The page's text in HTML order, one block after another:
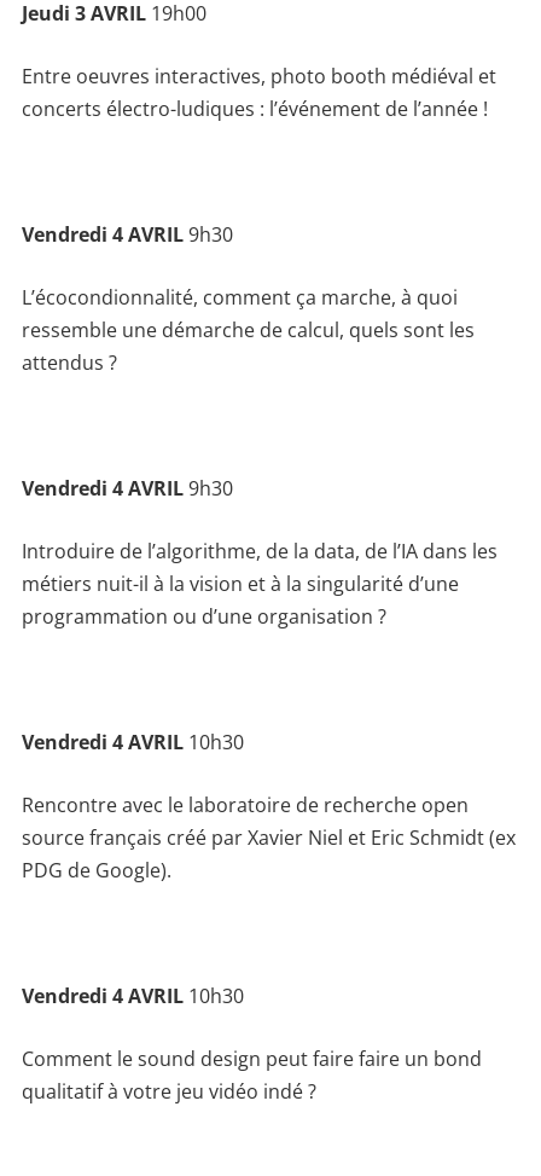
Jeudi 3 AVRIL 19h00
Entre oeuvres interactives, photo booth médiéval et
concerts électro-ludiques : l’événement de l’année !
Vendredi 4 AVRIL9h30
L’écocondionnalité, comment ça marche, à quoi
ressemble une démarche de calcul, quels sont les
attendus ?
Vendredi 4 AVRIL9h30
Introduire de l’algorithme, de la data, de l’IA dans les
métiers nuit-il à la vision et à la singularité d’une
programmation ou d’une organisation ?
Vendredi 4 AVRIL 10h30
Rencontre avec le laboratoire de recherche open
source français créé par Xavier Niel et Eric Schmidt (ex
PDG de Google).
Vendredi 4 AVRIL 10h30
Comment le sound design peut faire faire un bond
qualitatif à votre jeu vidéo indé ?